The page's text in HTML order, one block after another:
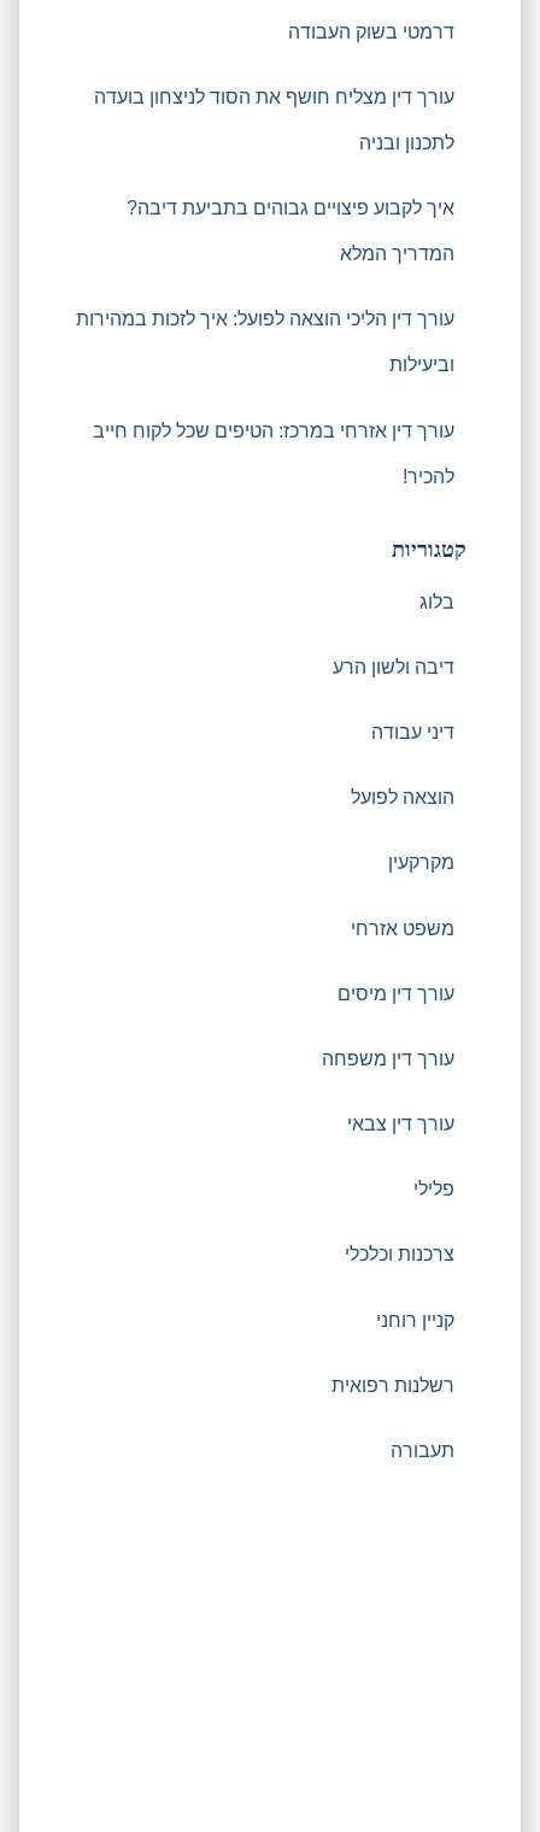
דרמטי בשוק העבודה
עורך דין מצליח חושף את הסוד לניצחון בועדה
לתכנון ובניה
איך לקבוע פיצויים גבוהים בתביעת דיבה?
המדריך המלא
עורך דין הליכי הוצאה לפועל: איך לזכות במהירות
וביעילות
עורך דין אזרחי במרכז: הטיפים שכל לקוח חייב
להכיר!
קטגוריות
בלוג
דיבה ולשון הרע
דיני עבודה
הוצאה לפועל
מקרקעין
משפט אזרחי
עורך דין מיסים
עורך דין משפחה
עורך דין צבאי
פלילי
צרכנות וכלכלי
קניין רוחני
רשלנות רפואית
תעבורה